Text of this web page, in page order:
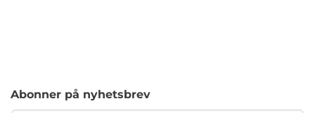
Abonner på nyhetsbrev